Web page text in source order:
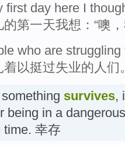
first day here I
第一天我想：“噢
who are
以挺过失业的人们
something survives,
being in a
time. 幸存